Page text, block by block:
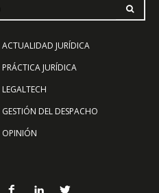
ACTUALIDAD JURÍDICA
PRÁCTICA JURÍDICA
LEGALTECH
GESTIÓN DEL DESPACHO
OPINIÓN